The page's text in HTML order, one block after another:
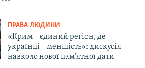
ПРАВА ЛЮДИНИ
«Крим – єдиний регіон, де
українці – меншість»: дискусія
навколо нової пам'ятної дати